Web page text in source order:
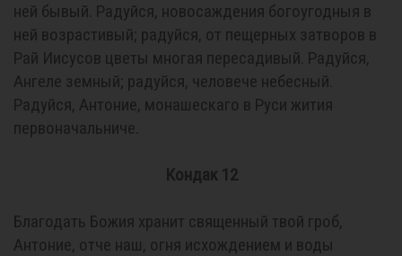
ней бывый. Радуйся, новосаждения богоугодныя в
ней возрастивый; радуйся, от пещерных затворов в
Рай Иисусов цветы многая пересадивый. Радуйся,
Ангеле земный; радуйся, человече небесный.
Радуйся, Антоние, монашескаго в Руси жития
первоначальниче.
Кондак 12
Благодать Божия хранит священный твой гроб,
Антоние, отче наш, огня исхождением и воды